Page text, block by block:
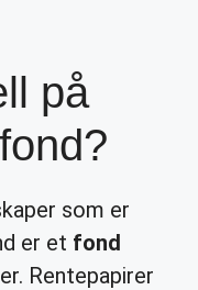
på
som er
er et fond
Rentepapirer